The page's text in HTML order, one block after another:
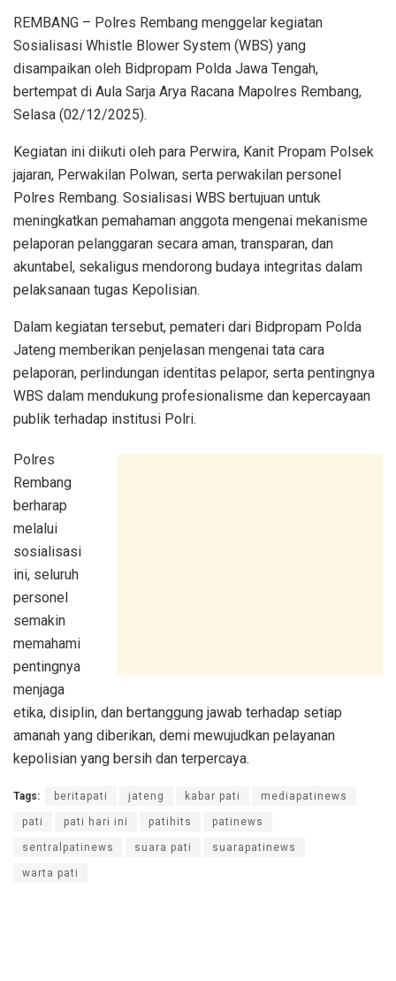
REMBANG – Polres Rembang menggelar kegiatan
Sosialisasi Whistle Blower System (WBS) yang
disampaikan oleh Bidpropam Polda Jawa Tengah,
bertempat di Aula Sarja Arya Racana Mapolres Rembang,
Selasa (02/12/2025).
Kegiatan ini diikuti oleh para Perwira, Kanit Propam Polsek
jajaran, Perwakilan Polwan, serta perwakilan personel
Polres Rembang. Sosialisasi WBS bertujuan untuk
meningkatkan pemahaman anggota mengenai mekanisme
pelaporan pelanggaran secara aman, transparan, dan
akuntabel, sekaligus mendorong budaya integritas dalam
pelaksanaan tugas Kepolisian.
Dalam kegiatan tersebut, pemateri dari Bidpropam Polda
Jateng memberikan penjelasan mengenai tata cara
pelaporan, perlindungan identitas pelapor, serta pentingnya
WBS dalam mendukung profesionalisme dan kepercayaan
publik terhadap institusi Polri.
Polres
Rembang
berharap
melalui
sosialisasi
ini, seluruh
personel
semakin
memahami
pentingnya
menjaga
etika, disiplin, dan bertanggung jawab terhadap setiap
amanah yang diberikan, demi mewujudkan pelayanan
kepolisian yang bersih dan terpercaya.
Tags: beritapati jateng kabar pati mediapatinews
pati pati hari ini patihits patinews
sentralpatinews suara pati suarapatinews
warta pati